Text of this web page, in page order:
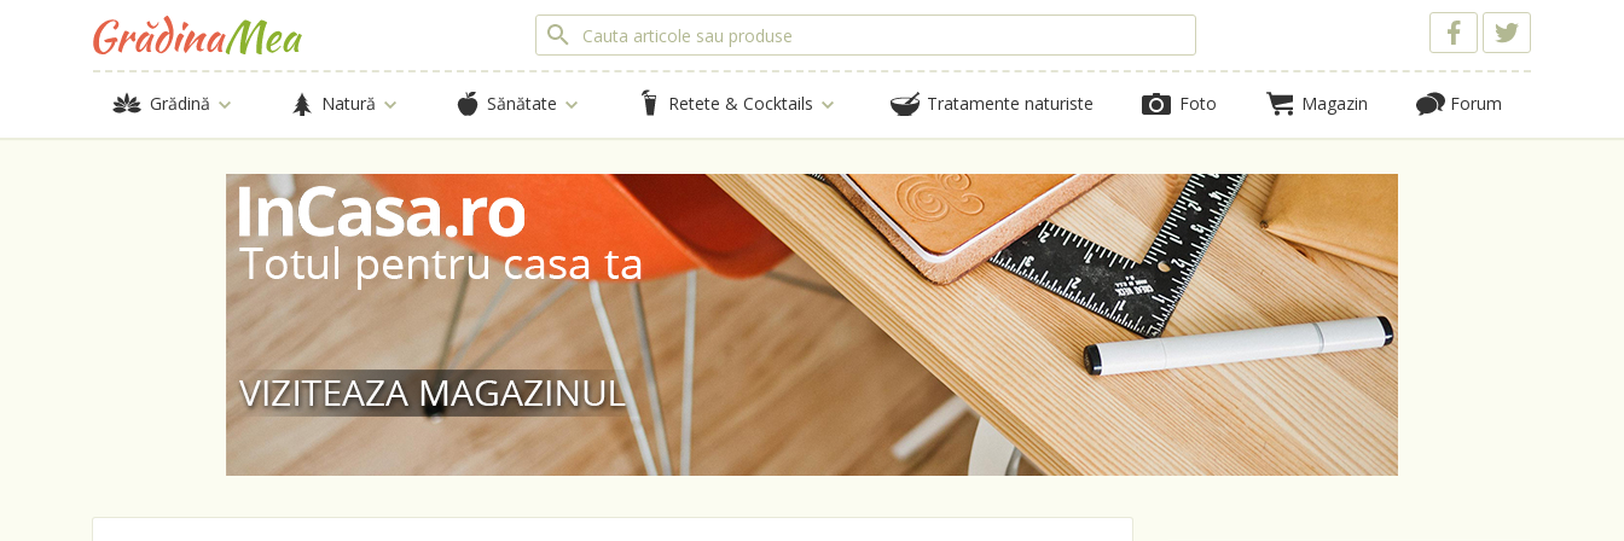
Grădină Natură Sănătate Retete & Cocktails Tratamente naturiste Foto Magazin Forum